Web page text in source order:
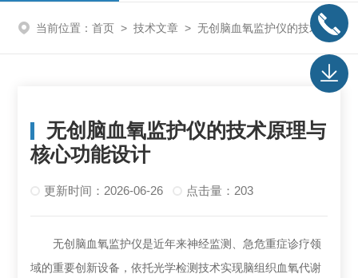
当前位置： 首页 > 技术文章 > 无创脑血氧监护仪的技术原理与核心功能设计
无创脑血氧监护仪的技术原理与
核心功能设计
更新时间：2026-06-26 点击量：203
无创脑血氧监护仪是近年来神经监测、急危重症诊疗领
域的重要创新设备，依托光学检测技术实现脑组织血氧代谢